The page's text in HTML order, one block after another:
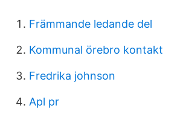
Främmande ledande del
Kommunal örebro kontakt
Fredrika johnson
Apl pr